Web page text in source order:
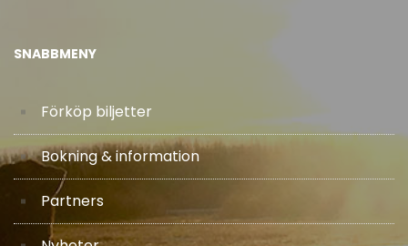
SNABBMENY
Förköp biljetter
Bokning & information
Partners